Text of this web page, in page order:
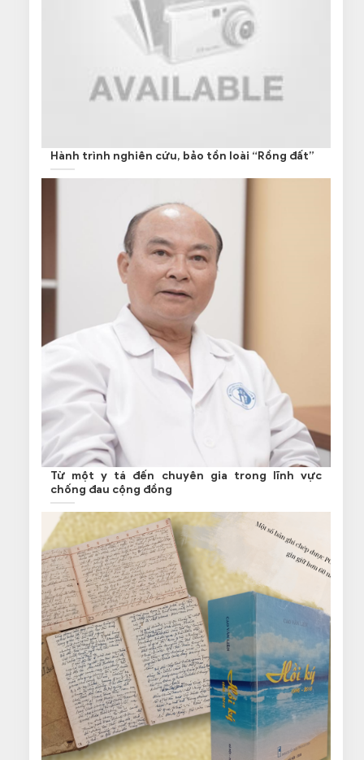
Hành trình nghiên cứu, bảo tồn loài “Rồng đất”
Từ một y tá đến chuyên gia trong lĩnh vực
chống đau cộng đồng